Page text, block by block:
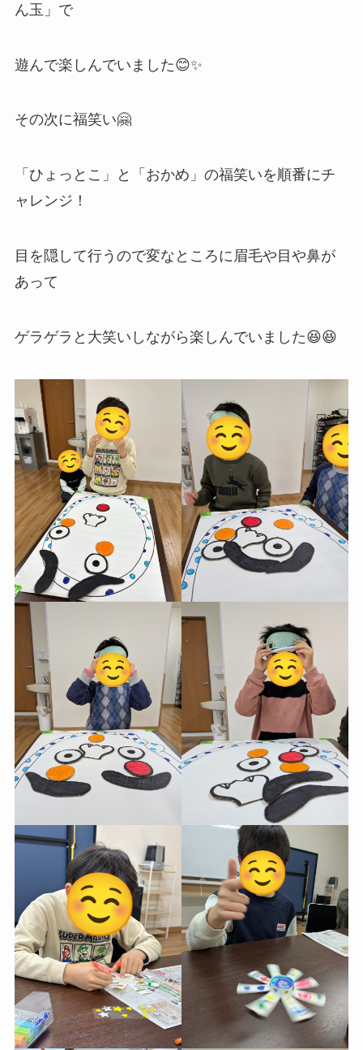
ん玉」で
遊んで楽しんでいました😊✨
その次に福笑い🤗
「ひょっとこ」と「おかめ」の福笑いを順番にチ
ャレンジ！
目を隠して行うので変なところに眉毛や目や鼻が
あって
ゲラゲラと大笑いしながら楽しんでいました😆😆